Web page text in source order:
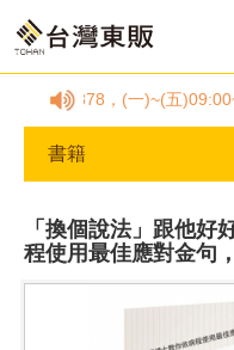
，(一)~(五
書籍
「換個說法」跟他好
程使用最佳應對金句